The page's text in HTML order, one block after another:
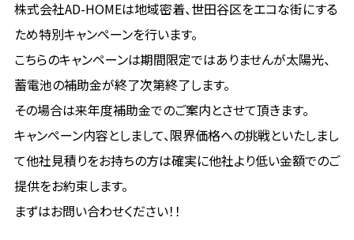
株式会社AD-HOMEは地域密着、世田谷区をエコな街にする
ため特別キャンペーンを行います。
こちらのキャンペーンは期間限定ではありませんが太陽光、
蓄電池の補助金が終了次第終了します。
その場合は来年度補助金でのご案内とさせて頂きます。
キャンペーン内容としまして、限界価格への挑戦といたしまし
て他社見積りをお持ちの方は確実に他社より低い金額でのご
提供をお約束します。
まずはお問い合わせください！！